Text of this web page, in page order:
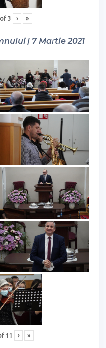
of 3 › »
| 7 Martie 2021
11 › »